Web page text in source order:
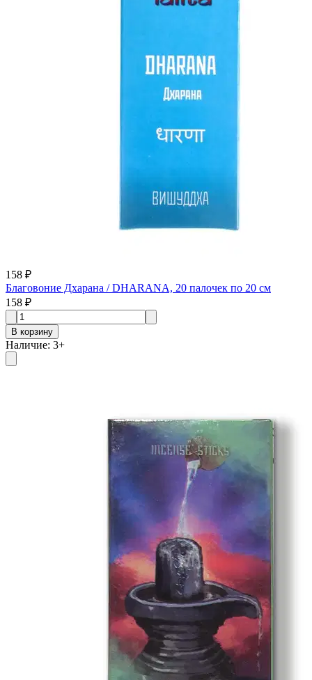
158 ₽
Благовоние Дхарана / DHARANA, 20 палочек по 20 см
158 ₽
В корзину
Наличие: 3+